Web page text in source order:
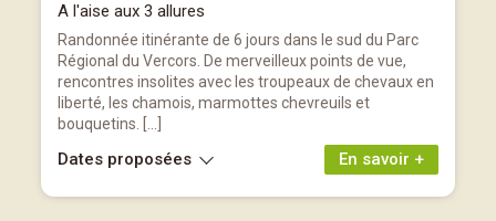
A l'aise aux 3 allures
Randonnée itinérante de 6 jours dans le sud du Parc
Régional du Vercors. De merveilleux points de vue,
rencontres insolites avec les troupeaux de chevaux en
liberté, les chamois, marmottes chevreuils et
bouquetins. […]
En savoir +
Dates proposées